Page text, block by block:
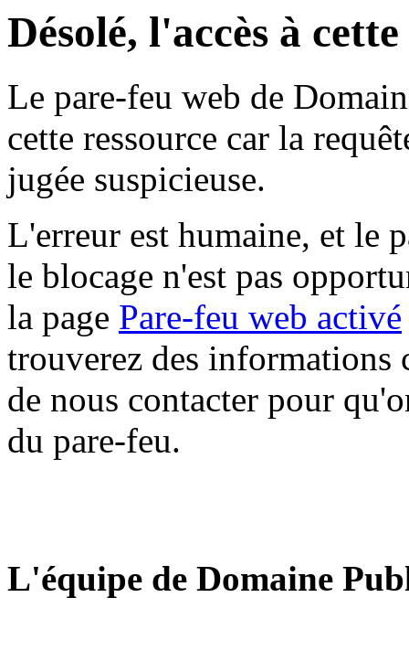
Désolé, l'accès à
Le pare-feu web de
cette ressource car la
jugée suspicieuse.
L'erreur est humaine, et le
le blocage n'est pas
la page Pare-feu web activé
trouverez des informations
de nous contacter pour
du pare-feu.
L'équipe de Domaine